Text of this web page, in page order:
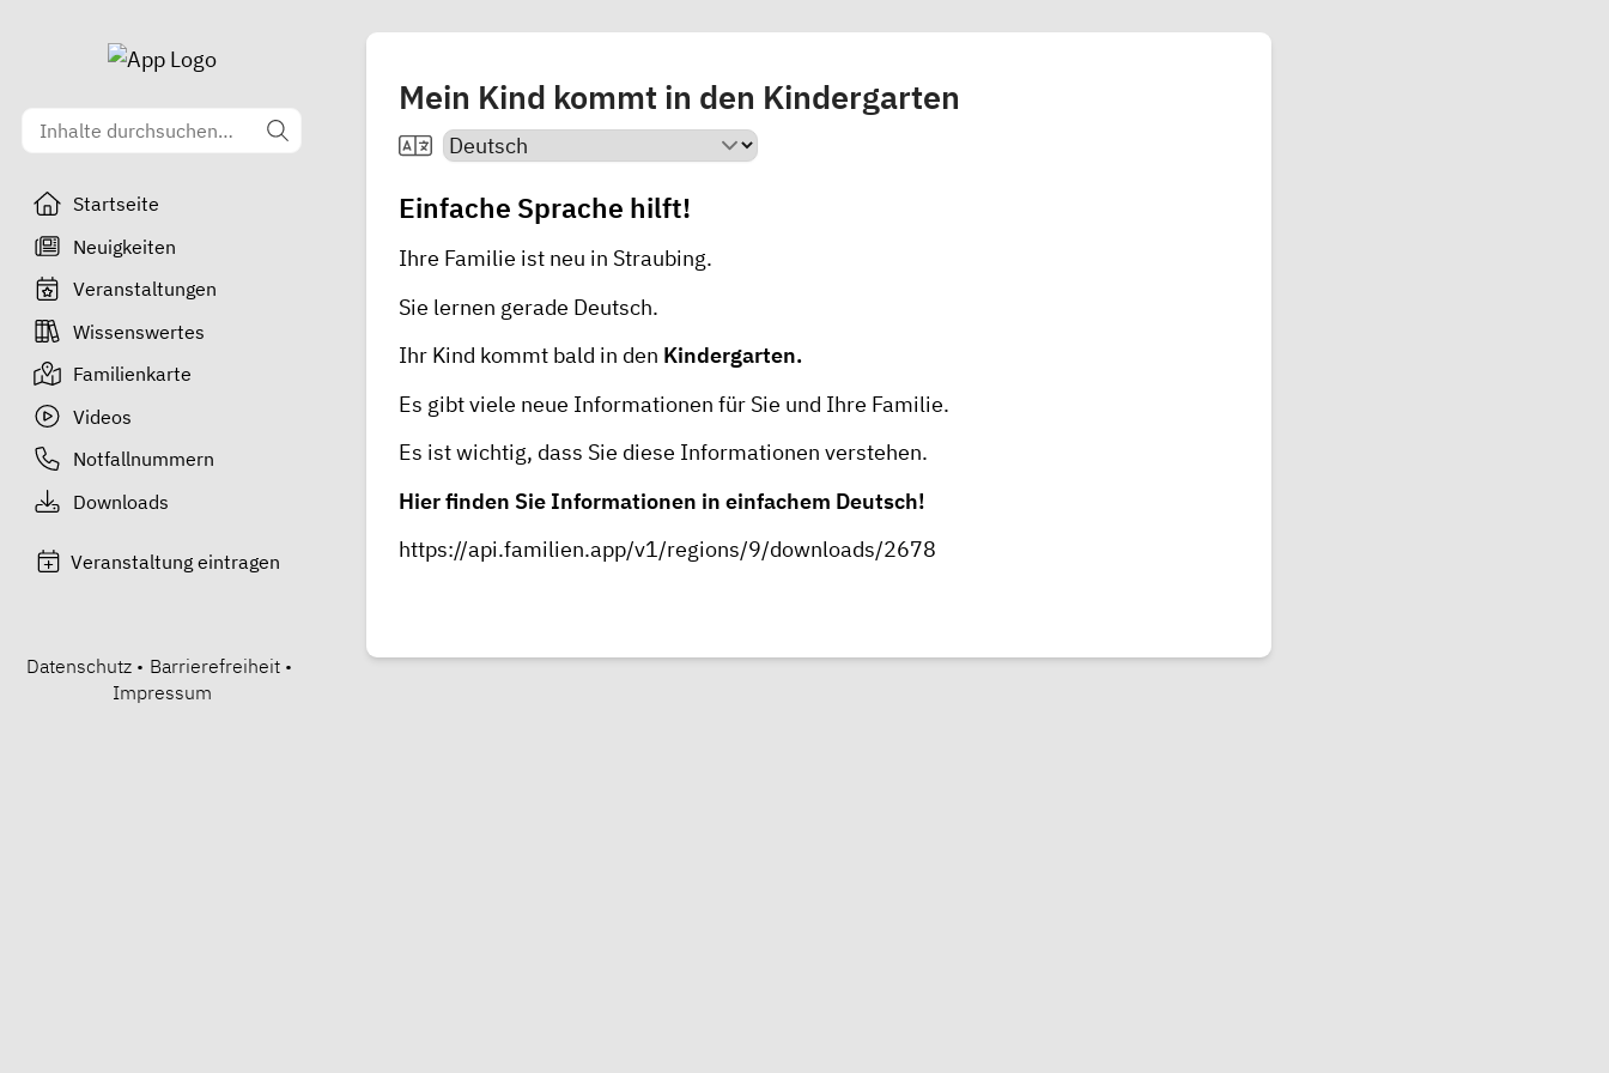
Startseite
Neuigkeiten
Veranstaltungen
Wissenswertes
Familienkarte
Videos
Notfallnummern
Downloads
Veranstaltung eintragen
Datenschutz • Barrierefreiheit •
Impressum
Mein Kind kommt in den Kindergarten
Einfache Sprache hilft!
Ihre Familie ist neu in Straubing.
Sie lernen gerade Deutsch.
Ihr Kind kommt bald in den Kindergarten.
Es gibt viele neue Informationen für Sie und Ihre Familie.
Es ist wichtig, dass Sie diese Informationen verstehen.
Hier finden Sie Informationen in einfachem Deutsch!
https://api.familien.app/v1/regions/9/downloads/2678